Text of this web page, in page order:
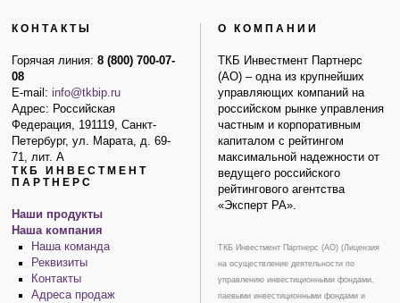
КОНТАКТЫ
Горячая линия:8 (800) 700-07-
08
E-mail:info@tkbip.ru
Адрес: Российская
Федерация, 191119, Санкт-
Петербург, ул. Марата, д. 69-
71, лит. А
ТКБ ИНВЕСТМЕНТ
ПАРТНЕРС
Наши продукты
Наша компания
Наша команда
Реквизиты
Контакты
Адреса продаж
О КОМПАНИИ
ТКБ Инвестмент Партнерс
(АО) – одна из крупнейших
управляющих компаний на
российском рынке управления
частным и корпоративным
капиталом с рейтингом
максимальной надежности от
ведущего российского
рейтингового агентства
«Эксперт РА».
ТКБ Инвестмент Партнерс (АО) (Лицензия
на осуществление деятельности по
управлению инвестиционными фондами,
паевыми инвестиционными фондами и